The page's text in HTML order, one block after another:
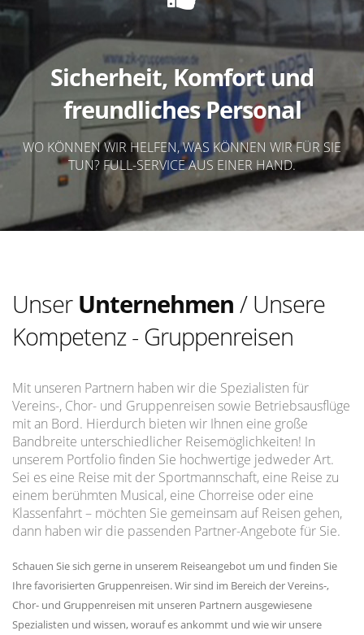
Sicherheit, Komfort und
freundliches Personal
WO KÖNNEN WIR HELFEN, WAS KÖNNEN WIR FÜR SIE
TUN? FULL-SERVICE AUS EINER HAND.
Unser Unternehmen / Unsere
Kompetenz - Gruppenreisen
Mit unseren Partnern haben wir die Spezialisten für
Vereins-, Chor- und Gruppenreisen sowie Betriebsausflüge
mit an Bord. Hierdurch bieten wir Ihnen eine große
Bandbreite unterschiedlicher Reisemöglichkeiten! In
unserem Portfolio finden Sie hochwertige jedweder Art.
Sei es eine Reise mit der Sportmannschaft, eine Reise zu
einem berühmten Musical, eine Chorreise oder eine
Klassenfahrt – möchten Sie gemeinsam auf Reisen gehen,
dann haben wir die passenden Partner-Angebote für Sie.
Schauen Sie sich gerne in unserem Reiseangebot um und finden Sie
Ihre favorisierten Gruppenreisen. Wir sind im Bereich der Vereins-,
Chor- und Gruppenreisen mit unseren Partnern ausgewiesene
Spezialisten und wissen, worauf es ankommt und wie wir unsere